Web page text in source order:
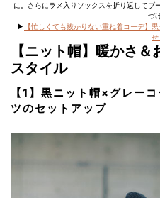
に。さらにラメ入りソックスを折り返してブ
づ
▶︎
【忙しくても抜かりない重ね着コーデ】
せ
【ニット帽】暖かさ
スタイル
【1】黒ニット帽×グレー
ツのセットアップ